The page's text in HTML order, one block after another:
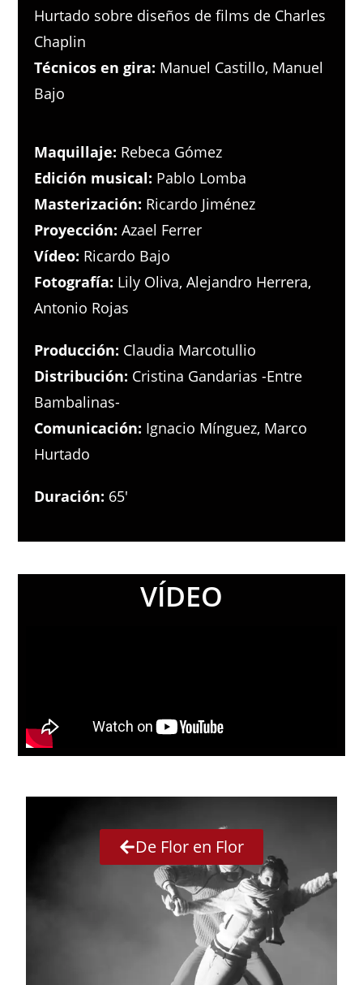
Hurtado sobre diseños de films de Charles
Chaplin
Técnicos en gira: Manuel Castillo, Manuel
Bajo
Maquillaje: Rebeca Gómez
Edición musical: Pablo Lomba
Masterización: Ricardo Jiménez
Proyección: Azael Ferrer
Vídeo: Ricardo Bajo
Fotografía: Lily Oliva, Alejandro Herrera,
Antonio Rojas
Producción: Claudia Marcotullio
Distribución: Cristina Gandarias -Entre
Bambalinas-
Comunicación: Ignacio Mínguez, Marco
Hurtado
Duración: 65′
VÍDEO
De Flor en Flor